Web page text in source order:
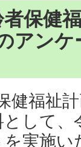
保健
アン
健福祉
して
実施い